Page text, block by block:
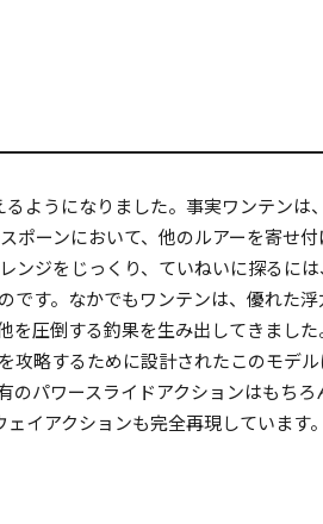
ようになりました。事実ワンテンは
ーンにおいて、他のルアーを寄せ付
ジをじっくり、ていねいに探るに
す。なかでもワンテンは、優れた
圧倒する釣果を生み出してきまし
攻略するために設計されたこのモデ
パワースライドアクションはもち
アクションも完全再現しています